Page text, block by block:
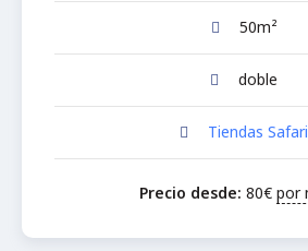
50m²
doble
Tiendas Safari
Precio desde: 80€ por